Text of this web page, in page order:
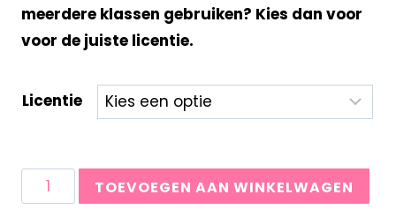
meerdere klassen gebruiken? Kies dan voor
voor de juiste licentie.
Licentie
TOEVOEGEN AAN WINKELWAGEN